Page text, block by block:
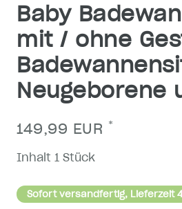
Baby
mit / ohne
Neugeborene
149,99 EUR *
Inhalt 1 Stück
Sofort versandfertig, Lieferzeit